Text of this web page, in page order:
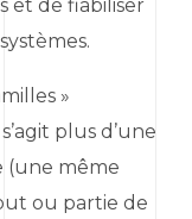
et de fiabiliser
»
plus d’une
(une même
ou partie de